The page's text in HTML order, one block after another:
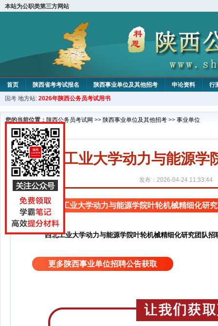
本站为公职类第三方网站
首页 陕西省考考试报名 陕西事业单位及其他招考 申论资料
行
国考 地方站: 2026年陕西公务员考试用书
您的当前位置： 陕西公务员考试网 >> 陕西事业单位及其他招考 >> 事业单位
西北工业大学动力与能源学
发布：2026-04-24 11:33:44
西北工业大学动力与能源学院叶轮机械精细化研
西北工业大学动力与能源学院叶轮机械精细化研究团队招
更多陕西事业单位招聘公告获取